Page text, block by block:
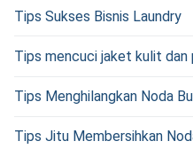
Tips Sukses Bisnis Laundry
Tips mencuci jaket kulit dan
Tips Menghilangkan Noda
Tips Jitu Membersihkan